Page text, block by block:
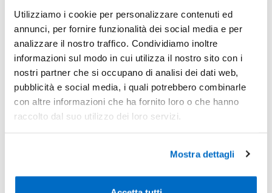
Utilizziamo i cookie per personalizzare contenuti ed
annunci, per fornire funzionalità dei social media e per
analizzare il nostro traffico. Condividiamo inoltre
informazioni sul modo in cui utilizza il nostro sito con i
nostri partner che si occupano di analisi dei dati web,
pubblicità e social media, i quali potrebbero combinarle
con altre informazioni che ha fornito loro o che hanno
raccolto dal suo utilizzo dei loro servizi.
Mostra dettagli
Quantità consigliata
1000pz.Prezzo unitario: € 0,67IVA incl.Totale: € 666,12
IVA incl.
Condividi